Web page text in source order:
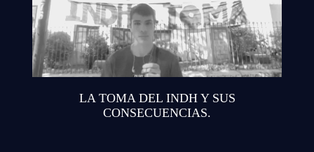
LA TOMA DEL INDH Y SUS
CONSECUENCIAS.